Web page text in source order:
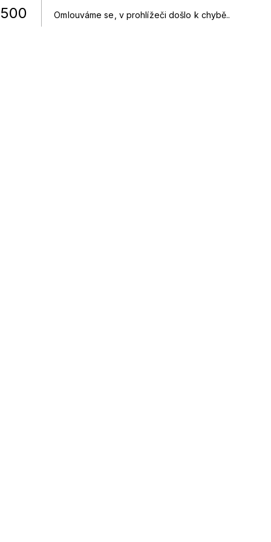
500 Omlouváme se, v prohlížeči došlo k chybě..